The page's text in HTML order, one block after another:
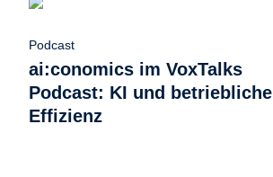
Podcast
ai:conomics im VoxTalks
Podcast: KI und betriebliche
Effizienz